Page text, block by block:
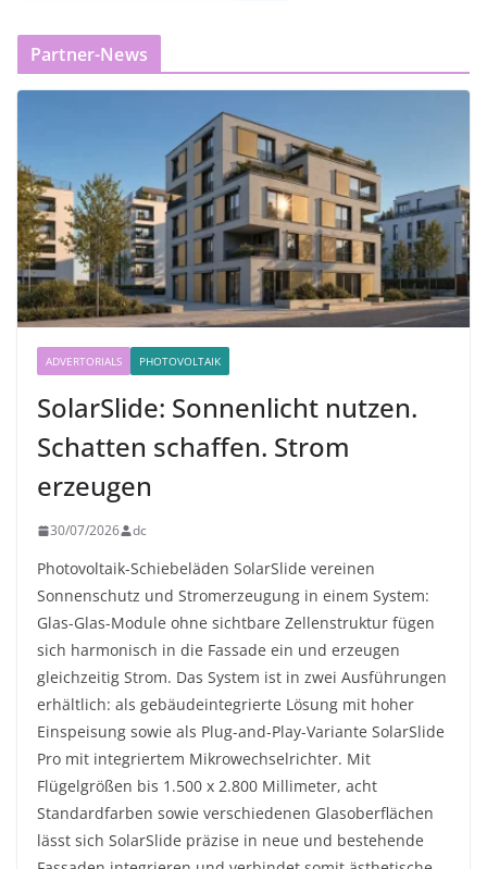
Partner-News
ADVERTORIALS PHOTOVOLTAIK
SolarSlide: Sonnenlicht nutzen.
Schatten schaffen. Strom
erzeugen
30/07/2026 dc
Photovoltaik-Schiebeläden SolarSlide vereinen
Sonnenschutz und Stromerzeugung in einem System:
Glas-Glas-Module ohne sichtbare Zellenstruktur fügen
sich harmonisch in die Fassade ein und erzeugen
gleichzeitig Strom. Das System ist in zwei Ausführungen
erhältlich: als gebäudeintegrierte Lösung mit hoher
Einspeisung sowie als Plug-and-Play-Variante SolarSlide
Pro mit integriertem Mikrowechselrichter. Mit
Flügelgrößen bis 1.500 x 2.800 Millimeter, acht
Standardfarben sowie verschiedenen Glasoberflächen
lässt sich SolarSlide präzise in neue und bestehende